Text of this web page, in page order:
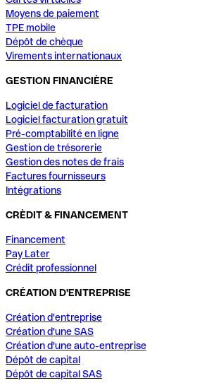
Moyens de paiement
TPE mobile
Dépôt de chèque
Virements internationaux
GESTION FINANCIÈRE
Logiciel de facturation
Logiciel facturation gratuit
Pré-comptabilité en ligne
Gestion de trésorerie
Gestion des notes de frais
Factures fournisseurs
Intégrations
CRÈDIT & FINANCEMENT
Financement
Pay Later
Crédit professionnel
CRÉATION D'ENTREPRISE
Création d'entreprise
Création d'une SAS
Création d'une auto-entreprise
Dépôt de capital
Dépôt de capital SAS